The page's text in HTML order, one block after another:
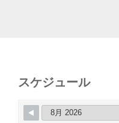
スケジュール